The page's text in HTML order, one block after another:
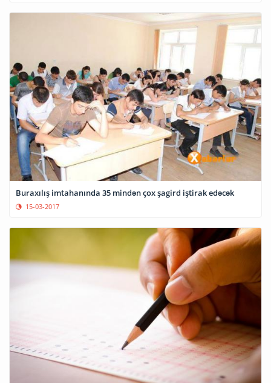
Buraxılış imtahanında 35 mindən çox şagird iştirak edəcək
15-03-2017